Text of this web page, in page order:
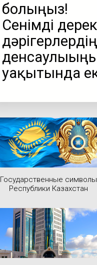
болыңыз!
Сенімді
уақытында
Государственные символы
Республики Казахстан